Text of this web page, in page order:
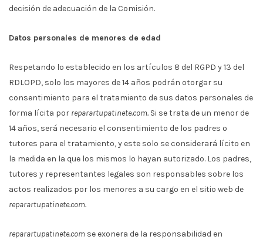
decisión de adecuación de la Comisión.
Datos personales de menores de edad
Respetando lo establecido en los artículos 8 del RGPD y 13 del
RDLOPD, solo los mayores de 14 años podrán otorgar su
consentimiento para el tratamiento de sus datos personales de
forma lícita por reparartupatinete.com. Si se trata de un menor de
14 años, será necesario el consentimiento de los padres o
tutores para el tratamiento, y este solo se considerará lícito en
la medida en la que los mismos lo hayan autorizado. Los padres,
tutores y representantes legales son responsables sobre los
actos realizados por los menores a su cargo en el sitio web de
reparartupatinete.com.
reparartupatinete.com se exonera de la responsabilidad en